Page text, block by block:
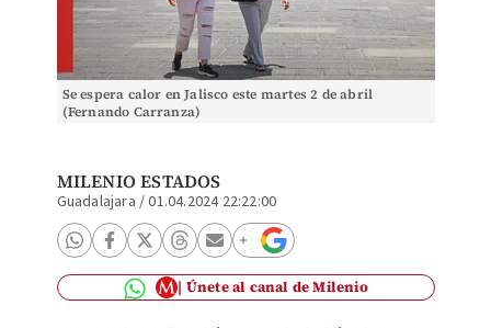
Se espera calor en Jalisco este martes 2 de abril
(Fernando Carranza)
MILENIO ESTADOS
Guadalajara /01.04.2024 22:22:00
Únete al canal de Milenio